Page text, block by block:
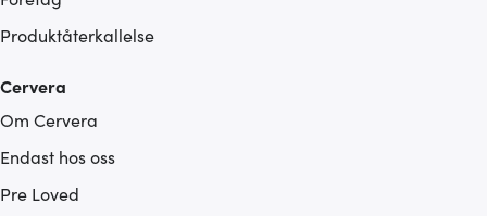
Produktåterkallelse
Cervera
Om Cervera
Endast hos oss
Pre Loved